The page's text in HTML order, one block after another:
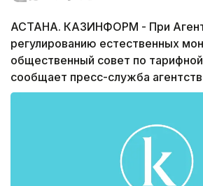
АСТАНА. КАЗИНФОРМ - При
регулированию естественных
общественный совет по
сообщает пресс-служба